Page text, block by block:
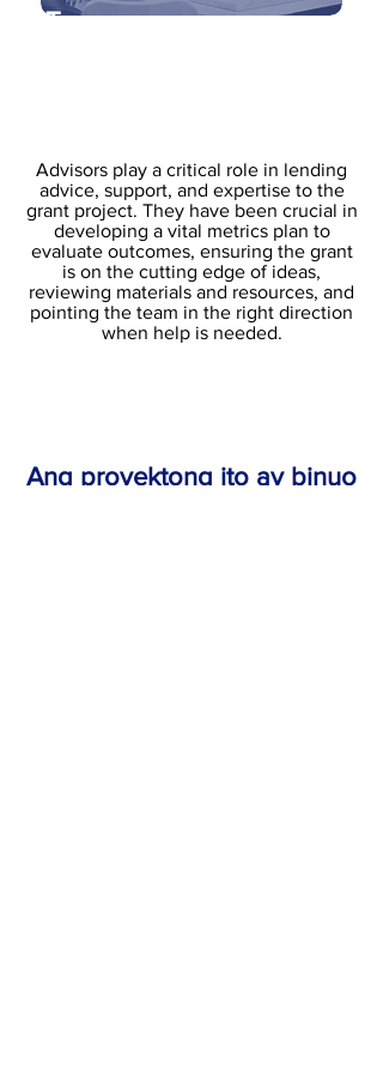
Tagapay
Advisors play a critical role in lending
advice, support, and expertise to the
grant project. They have been crucial in
developing a vital metrics plan to
evaluate outcomes, ensuring the grant
is on the cutting edge of ideas,
reviewing materials and resources, and
pointing the team in the right direction
when help is needed.
Ang proyektong ito ay binuo